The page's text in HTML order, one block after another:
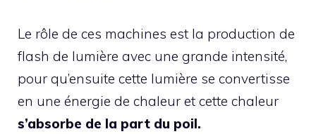
Le rôle de ces machines est la production de
flash de lumière avec une grande intensité,
pour qu’ensuite cette lumière se convertisse
en une énergie de chaleur et cette chaleur
s’absorbe de la part du poil.